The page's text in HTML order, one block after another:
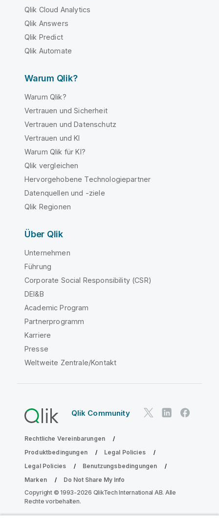
Qlik Cloud Analytics
Qlik Answers
Qlik Predict
Qlik Automate
Warum Qlik?
Warum Qlik?
Vertrauen und Sicherheit
Vertrauen und Datenschutz
Vertrauen und KI
Warum Qlik für KI?
Qlik vergleichen
Hervorgehobene Technologiepartner
Datenquellen und -ziele
Qlik Regionen
Über Qlik
Unternehmen
Führung
Corporate Social Responsibility (CSR)
DEI&B
Academic Program
Partnerprogramm
Karriere
Presse
Weltweite Zentrale/Kontakt
Qlik Community
Rechtliche Vereinbarungen
Produktbedingungen
Legal Policies
Legal Policies
Benutzungsbedingungen
Marken
Do Not Share My Info
Copyright © 1993-2026 QlikTech International AB. Alle
Rechte vorbehalten.